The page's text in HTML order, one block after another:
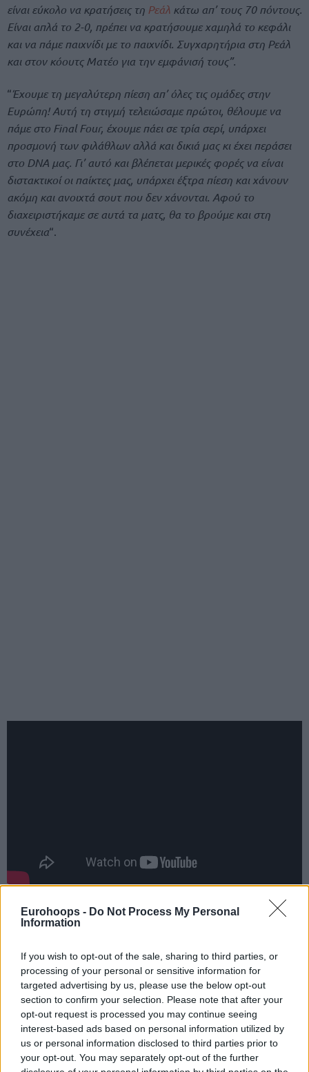
Eurohoops - Do Not Process My Personal
Information
If you wish to opt-out of the sale, sharing to third parties, or
processing of your personal or sensitive information for
targeted advertising by us, please use the below opt-out
section to confirm your selection. Please note that after your
opt-out request is processed you may continue seeing
interest-based ads based on personal information utilized by
us or personal information disclosed to third parties prior to
your opt-out. You may separately opt-out of the further
είναι εύκολο να κρατήσεις τη Ρεάλ κάτω απ’ τους 70 πόντους.
Είναι απλά το 2-0, πρέπει να κρατήσουμε χαμηλά το κεφάλι
και να πάμε παιχνίδι με το παιχνίδι. Συγχαρητήρια στη Ρεάλ
και στον κόουτς Ματέο για την εμφάνισή τους”.
“Έχουμε τη μεγαλύτερη πίεση απ’ όλες τις ομάδες στην
Ευρώπη! Αυτή τη στιγμή τελειώσαμε πρώτοι, θέλουμε να
πάμε στο Final Four, έχουμε πάει σε τρία σερί, υπάρχει
προσμονή των φιλάθλων αλλά και δικιά μας κι έχει περάσει
στο DNA μας. Γι’ αυτό και βλέπεται μερικές φορές να είναι
διστακτικοί οι παίκτες μας, υπάρχει έξτρα πίεση και χάνουν
ακόμη και ανοιχτά σουτ που δεν χάνονται. Αφού το
διαχειριστήκαμε σε αυτά τα ματς, θα το βρούμε και στη
συνέχεια“.
“Καταπληκτικός ο Μιλουτίνοφ”
για τον Μιλουτίνοφ: “Το σουτ τουΠίτερςήταν πολύ
δύσκολο αλλά και πολύ κρίσιμο. Ήταν πάνω από 15 λεπτά
στον πάγκο και μπήκε στο ματς γιατί έπαιζαν ζώνη. Ήταν
πραγματικά πολύ δύσκολο. Αν πρέπει όμως απόψε να κάνω
μία ειδικά αναφορά, αυτή θα ήταν για τονΜιλουτίνοφ, ο
οποίος ήταν καταπληκτικός σε άμυνα κι επίθεση.